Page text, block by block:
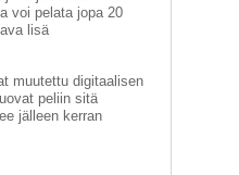
voi pelata jopa 20
lisä
muutettu digitaalisen
peliin sitä
jälleen kerran